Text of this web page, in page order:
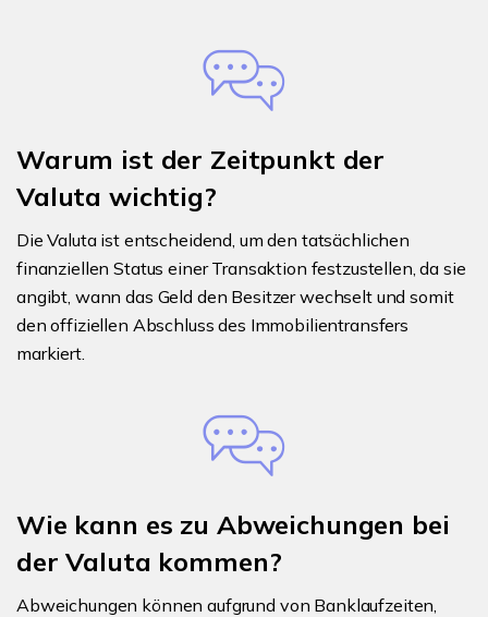
Warum ist der Zeitpunkt der
Valuta wichtig?
Die Valuta ist entscheidend, um den tatsächlichen
finanziellen Status einer Transaktion festzustellen, da sie
angibt, wann das Geld den Besitzer wechselt und somit
den offiziellen Abschluss des Immobilientransfers
markiert.
Wie kann es zu Abweichungen bei
der Valuta kommen?
Abweichungen können aufgrund von Banklaufzeiten,